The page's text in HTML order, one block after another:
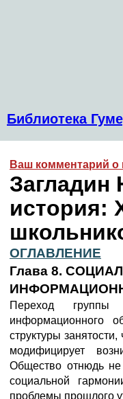
Библиотека
Ваш комментарий о
Загладин
история:
ОГЛАВЛЕНИЕ
Глава 8.
Переход
информационного
структуры
модифицирует
Общество отнюдь не
социальной
проблемы прошлого